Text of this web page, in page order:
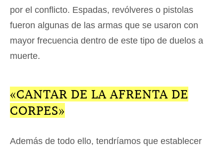
por el conflicto. Espadas, revólveres o pistolas
fueron algunas de las armas que se usaron con
mayor frecuencia dentro de este tipo de duelos a
muerte.
«CANTAR DE LA AFRENTA DE
CORPES»
Además de todo ello, tendríamos que establecer